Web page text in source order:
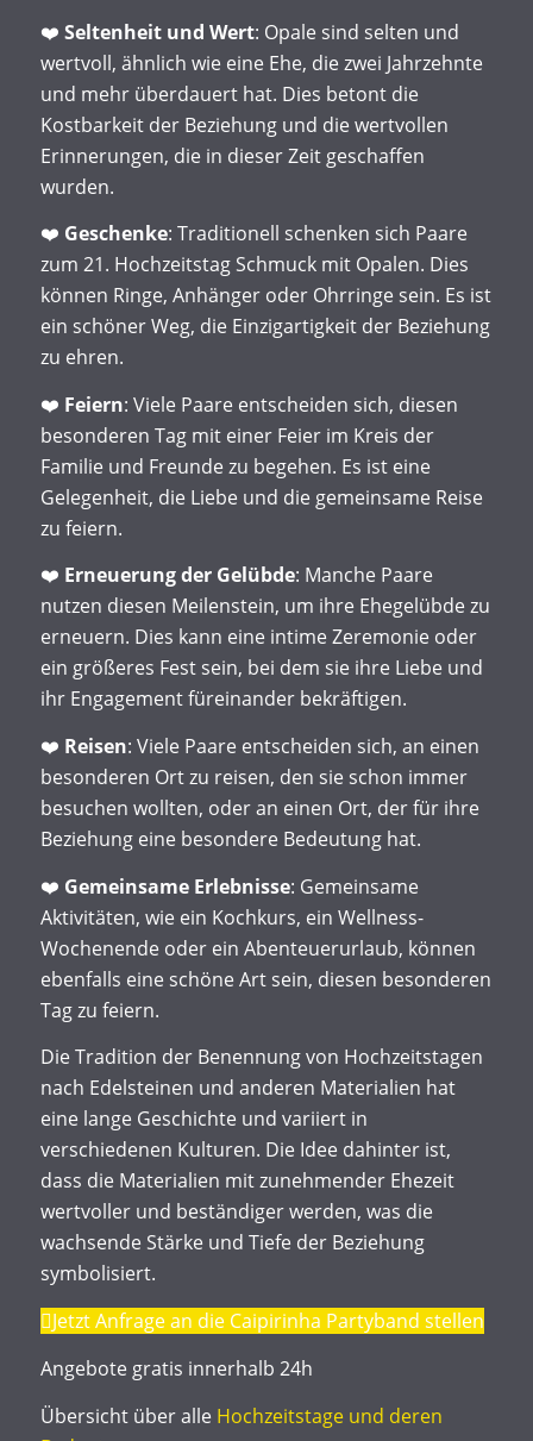
❤️ Seltenheit und Wert: Opale sind selten und
wertvoll, ähnlich wie eine Ehe, die zwei Jahrzehnte
und mehr überdauert hat. Dies betont die
Kostbarkeit der Beziehung und die wertvollen
Erinnerungen, die in dieser Zeit geschaffen
wurden.
❤️ Geschenke: Traditionell schenken sich Paare
zum 21. Hochzeitstag Schmuck mit Opalen. Dies
können Ringe, Anhänger oder Ohrringe sein. Es ist
ein schöner Weg, die Einzigartigkeit der Beziehung
zu ehren.
❤️ Feiern: Viele Paare entscheiden sich, diesen
besonderen Tag mit einer Feier im Kreis der
Familie und Freunde zu begehen. Es ist eine
Gelegenheit, die Liebe und die gemeinsame Reise
zu feiern.
❤️ Erneuerung der Gelübde: Manche Paare
nutzen diesen Meilenstein, um ihre Ehegelübde zu
erneuern. Dies kann eine intime Zeremonie oder
ein größeres Fest sein, bei dem sie ihre Liebe und
ihr Engagement füreinander bekräftigen.
❤️ Reisen: Viele Paare entscheiden sich, an einen
besonderen Ort zu reisen, den sie schon immer
besuchen wollten, oder an einen Ort, der für ihre
Beziehung eine besondere Bedeutung hat.
❤️ Gemeinsame Erlebnisse: Gemeinsame
Aktivitäten, wie ein Kochkurs, ein Wellness-
Wochenende oder ein Abenteuerurlaub, können
ebenfalls eine schöne Art sein, diesen besonderen
Tag zu feiern.
Die Tradition der Benennung von Hochzeitstagen
nach Edelsteinen und anderen Materialien hat
eine lange Geschichte und variiert in
verschiedenen Kulturen. Die Idee dahinter ist,
dass die Materialien mit zunehmender Ehezeit
wertvoller und beständiger werden, was die
wachsende Stärke und Tiefe der Beziehung
symbolisiert.
Jetzt Anfrage an die Caipirinha Partyband stellen
Angebote gratis innerhalb 24h
Übersicht über alle Hochzeitstage und deren